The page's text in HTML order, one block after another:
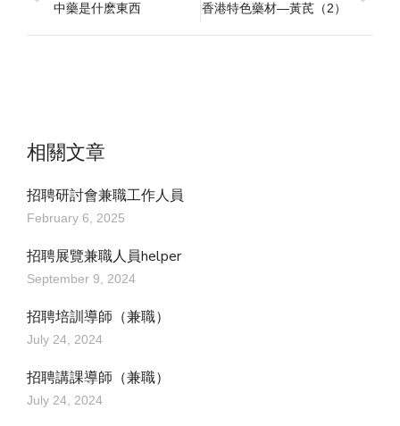
中藥是什麽東西 香港特色藥材—黃芪（2）
相關文章
招聘研討會兼職工作人員
February 6, 2025
招聘展覽兼職人員helper
September 9, 2024
招聘培訓導師（兼職）
July 24, 2024
招聘講課導師（兼職）
July 24, 2024